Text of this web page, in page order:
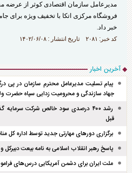
مدیرعامل سازمان اقتصادی کوثر از عرضه
فروشگاه مرکزی اتکا با تخفیف ویژه برای
خبر داد.
کد خبر: ۲۰۸۱ تاریخ انتشار : ۱۴۰۲/۰۶/۰۸
آخرین اخبار
پیام تسلیت مدیرعامل محترم سازمان در پی
جهاد سازندگی و محرومیت زدایی سپاه حضرت
رشد ۴۰۰ درصدی سود خالص شرکت
قبل
برگزاری دور‌های مهارتی جدید توسط اداره کل
پاسخ رهبر انقلاب اسلامی به نامه بیعت دبیرکل
ملت ایران برای دشمن آمریکایی درس‌های